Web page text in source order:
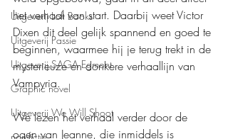
Uitgeverij Loft Books
Uitgeverij Passie
Uitgeverij SAGA Egmont
Graphic novel
Uitgeverij We Will Shoot
het verhaal van start. Daarbij weet Victor
Dixen dit deel gelijk spannend en goed te
beginnen, waarmee hij je terug trekt in de
mysterieuze en donkere verhaallijn van
Vampyria.
We lezen het verhaal verder door de
ogen van Jeanne, die inmiddels is